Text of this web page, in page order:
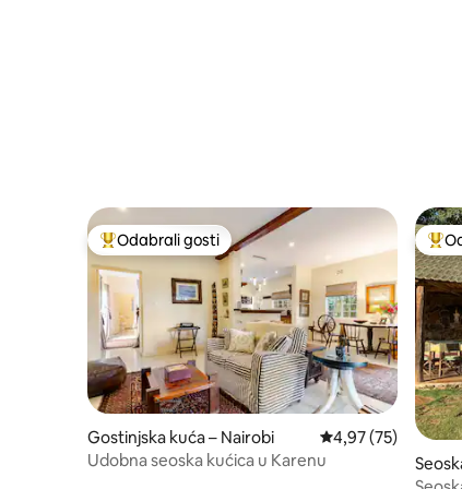
Među najviše rangiranima s oznakom „Odabrali
Odabrali gosti
Gostinjska kuća – Nairobi Prosječna ocjena:
4,97 (75)
Udobna seoska kućica u Karenu